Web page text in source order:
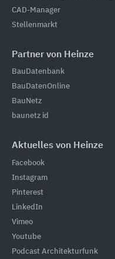
CAD-Manager
Stellenmarkt
Partner von Heinze
BauDatenbank
BauDatenOnline
BauNetz
baunetz id
Aktuelles von Heinze
Facebook
Instagram
Pinterest
LinkedIn
Vimeo
Youtube
Podcast Architekturfunk